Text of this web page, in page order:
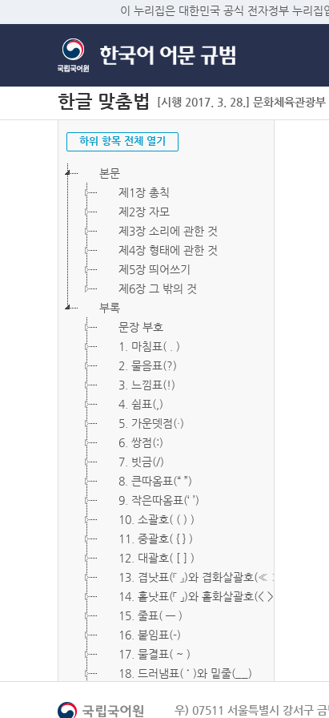
이 누리집은 대한민국 공식 전자정부 누리집
한글 맞춤법 [시행 2017. 3. 28.] 문화체육관광
하위 항목 전체 열기
본문
제1장 총칙
제2장 자모
제3장 소리에 관한 것
제4장 형태에 관한 것
제5장 띄어쓰기
제6장 그 밖의 것
부록
문장 부호
1. 마침표( . )
2. 물음표(?)
3. 느낌표(!)
4. 쉼표(,)
5. 가운뎃점(·)
6. 쌍점(:)
7. 빗금(/)
8. 큰따옴표(“ ”)
9. 작은따옴표(‘ ’)
10. 소괄호( ( ) )
11. 중괄호( { } )
12. 대괄호( [ ] )
13. 겹낫표(『 』)와 겹화살괄호(≪ ≫)
14. 홑낫표(「 」)와 홑화살괄호(< >)
15. 줄표( ― )
16. 붙임표(-)
17. 물결표( ~ )
18. 드러냄표( ˙ )와 밑줄(__)
20. 빠짐표( □ )우) 07511 서울특별시 강서구